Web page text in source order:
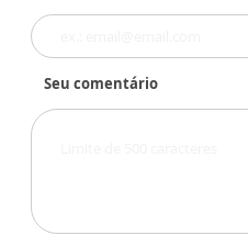
Seu comentário